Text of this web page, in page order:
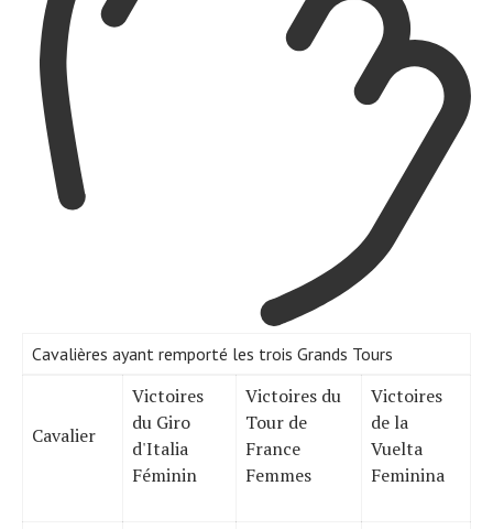
Cavalières ayant remporté les trois Grands Tours
Cavalier
Victoires
du Giro
d'Italia
Féminin
Victoires du
Tour de
France
Femmes
Victoires
de la
Vuelta
Feminina